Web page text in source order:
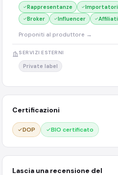
Rappresentanze
Importatori
Broker
Influencer Affiliati
Proponiti al produttore →
SERVIZI ESTERNI
Private label
Certificazioni
DOP BIO certificato
Lascia una recensione del